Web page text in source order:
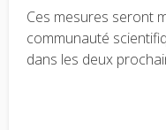
Ces mesures seront
communauté
dans les deux